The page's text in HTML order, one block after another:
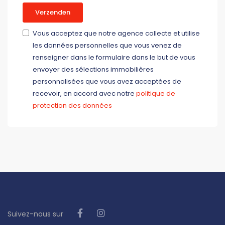
Verzenden
Vous acceptez que notre agence collecte et utilise
les données personnelles que vous venez de
renseigner dans le formulaire dans le but de vous
envoyer des sélections immobilières
personnalisées que vous avez acceptées de
recevoir, en accord avec notre politique de
protection des données
Suivez-nous sur